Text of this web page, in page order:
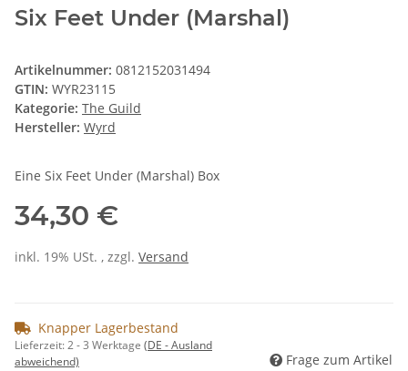
Six Feet Under (Marshal)
Artikelnummer: 0812152031494
GTIN: WYR23115
Kategorie: The Guild
Hersteller: Wyrd
Eine Six Feet Under (Marshal) Box
34,30 €
inkl. 19% USt. , zzgl. Versand
Knapper Lagerbestand
Lieferzeit:2 - 3 Werktage (DE - Ausland
abweichend)
Frage zum Artikel